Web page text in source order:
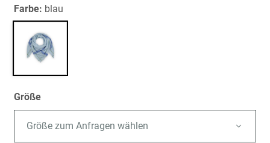
Farbe: blau
Größe
Größe zum Anfragen wählen